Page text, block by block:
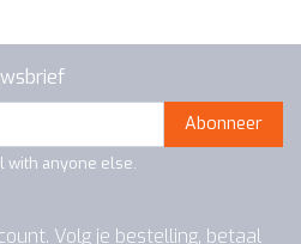
Abonneer
with anyone else.
Volg je bestelling, betaal